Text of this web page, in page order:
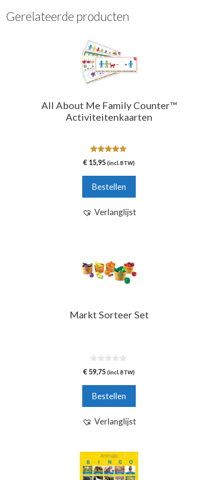
Gerelateerde producten
All About Me Family Counter™
Activiteitenkaarten
5.00
van 5
€ 15,95 (incl. BTW)
Bestellen
Verlanglijst
Markt Sorteer Set
0
v
5
€ 59,75 (incl. BTW)
Bestellen
Verlanglijst